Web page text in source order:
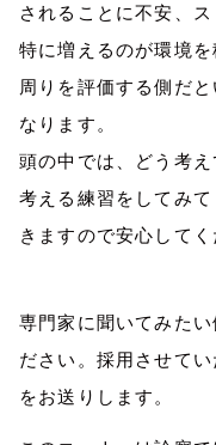
されることに不安、
特に増えるのが環境
周りを評価する側だ
なります。
頭の中では、どう考
考える練習をしてみ
きますので安心してく
専門家に聞いてみた
ださい。採用させて
をお送りします。